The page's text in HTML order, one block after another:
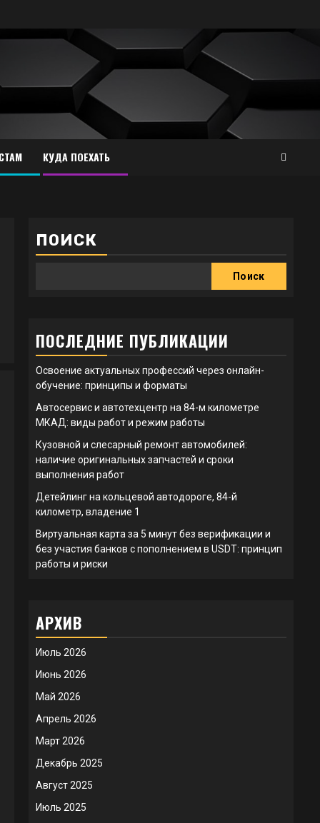
КУДА ПОЕХАТЬ
ПОИСК
Поиск
ПОСЛЕДНИЕ ПУБЛИКАЦИИ
Освоение актуальных профессий через онлайн-
обучение: принципы и форматы
Автосервис и автотехцентр на 84-м километре
МКАД: виды работ и режим работы
Кузовной и слесарный ремонт автомобилей:
наличие оригинальных запчастей и сроки
выполнения работ
Детейлинг на кольцевой автодороге, 84-й
километр, владение 1
Виртуальная карта за 5 минут без верификации и
без участия банков с пополнением в USDT: принцип
работы и риски
АРХИВ
Июль 2026
Июнь 2026
Май 2026
Апрель 2026
Март 2026
Декабрь 2025
Август 2025
Июль 2025